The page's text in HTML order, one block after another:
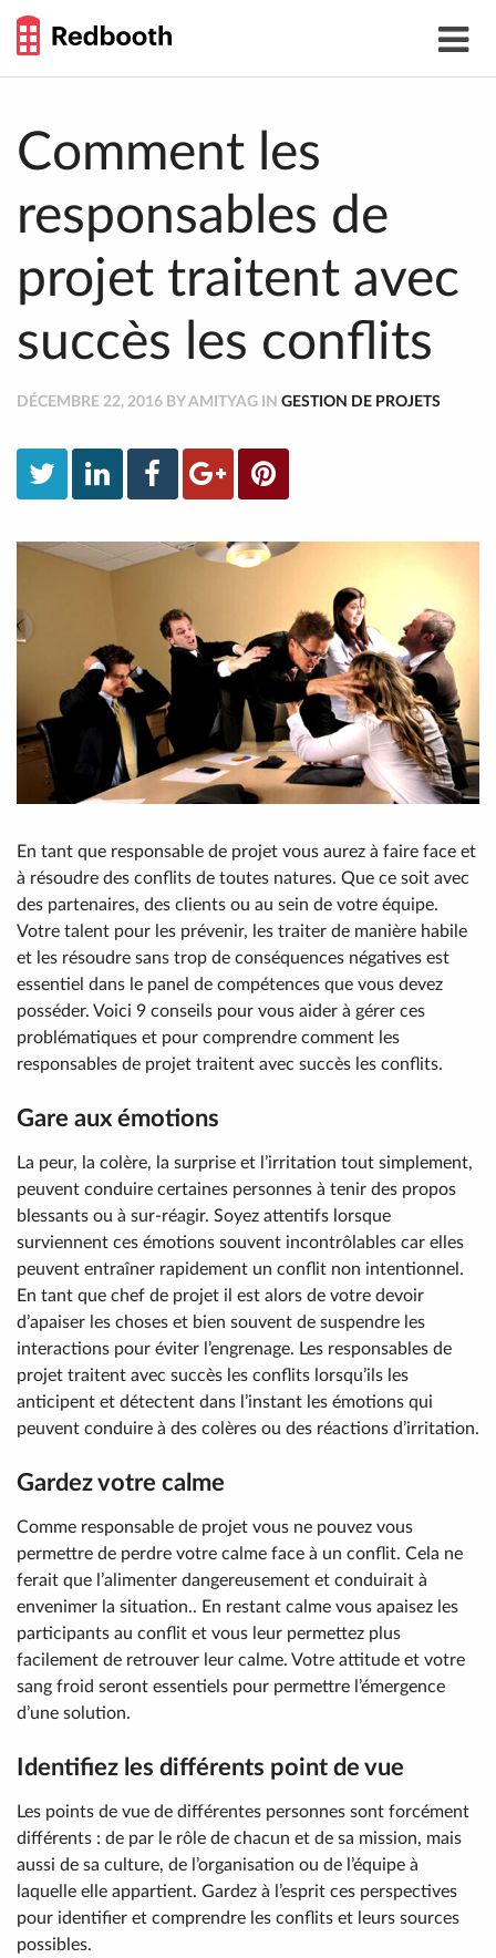
Toggle
GUIDE
Comment les
responsables de
projet traitent avec
succès les conflits
DÉCEMBRE 22, 2016 BY AMITYAG IN GESTION DE PROJETS
En tant que responsable de projet vous aurez à faire face et
à résoudre des conflits de toutes natures. Que ce soit avec
des partenaires, des clients ou au sein de votre équipe.
Votre talent pour les prévenir, les traiter de manière habile
et les résoudre sans trop de conséquences négatives est
essentiel dans le panel de compétences que vous devez
posséder. Voici 9 conseils pour vous aider à gérer ces
problématiques et pour comprendre comment les
responsables de projet traitent avec succès les conflits.
Gare aux émotions
La peur, la colère, la surprise et l’irritation tout simplement,
peuvent conduire certaines personnes à tenir des propos
blessants ou à sur-réagir. Soyez attentifs lorsque
surviennent ces émotions souvent incontrôlables car elles
peuvent entraîner rapidement un conflit non intentionnel.
En tant que chef de projet il est alors de votre devoir
d’apaiser les choses et bien souvent de suspendre les
interactions pour éviter l’engrenage. Les responsables de
projet traitent avec succès les conflits lorsqu’ils les
anticipent et détectent dans l’instant les émotions qui
peuvent conduire à des colères ou des réactions d’irritation.
Gardez votre calme
Comme responsable de projet vous ne pouvez vous
permettre de perdre votre calme face à un conflit. Cela ne
ferait que l’alimenter dangereusement et conduirait à
envenimer la situation.. En restant calme vous apaisez les
participants au conflit et vous leur permettez plus
facilement de retrouver leur calme. Votre attitude et votre
sang froid seront essentiels pour permettre l’émergence
d’une solution.
Identifiez les différents point de vue
Les points de vue de différentes personnes sont forcément
différents : de par le rôle de chacun et de sa mission, mais
aussi de sa culture, de l’organisation ou de l’équipe à
laquelle elle appartient. Gardez à l’esprit ces perspectives
pour identifier et comprendre les conflits et leurs sources
possibles.